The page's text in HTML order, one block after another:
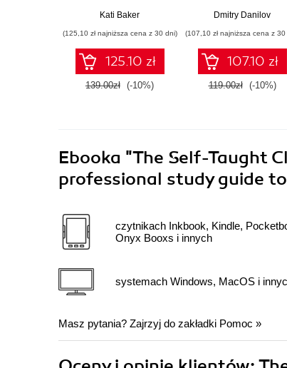
exploring a robust
design, and
animations
Kati Baker
(125,10 zł najniższa cena z 30 dni)
125.10 zł
139.00zł (-10%)
efficient applications
Dmitry Danilov
(107,10 zł najniższa cena z 30
107.10 zł
119.00zł (-10%)
Ebooka "The Self-Taught
professional study guide to
czytnikach Inkbook, Kindle,
Onyx Booxs i innych
systemach Windows, MacOS i
Masz pytania? Zajrzyj do zakładki Pomoc »